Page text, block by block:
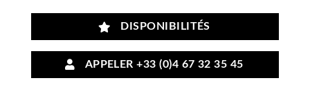
DISPONIBILITÉS
APPELER +33 (0)4 67 32 35 45